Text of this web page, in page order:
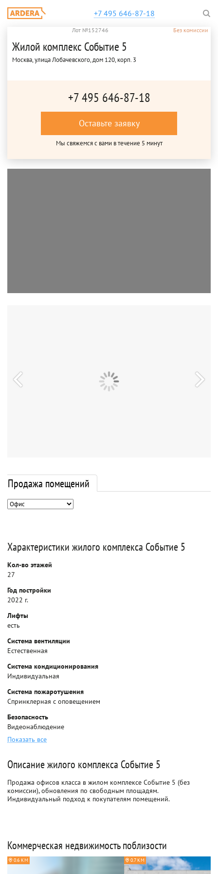
+7 495 646-87-18
Лот №152746 Без комиссии
Жилой комплекс Событие 5
Москва, улица Лобачевского, дом 120, корп. 3
+7 495 646-87-18
Оставьте заявку
Мы свяжемся с вами в течение 5 минут
Продажа помещений
Характеристики жилого комплекса Событие 5
Кол-во этажей
27
Год постройки
2022 г.
Лифты
есть
Система вентиляции
Естественная
Система кондиционирования
Индивидуальная
Система пожаротушения
Спринклерная с оповещением
Безопасность
Видеонаблюдение
Показать все
Описание жилого комплекса Событие 5
Продажа офисов класса в жилом комплексе Событие 5 (без
комиссии), обновления по свободным площадям.
Индивидуальный подход к покупателям помещений.
Коммерческая недвижимость поблизости
0.6 КМ 0.7 КМ